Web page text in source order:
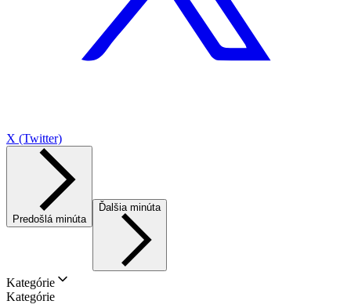
X (Twitter)
Predošlá minúta
Ďalšia minúta
Kategórie
Kategórie